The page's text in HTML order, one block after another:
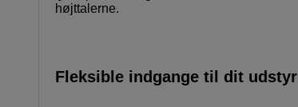
højttalerne.
Fleksible indgange til dit udstyr